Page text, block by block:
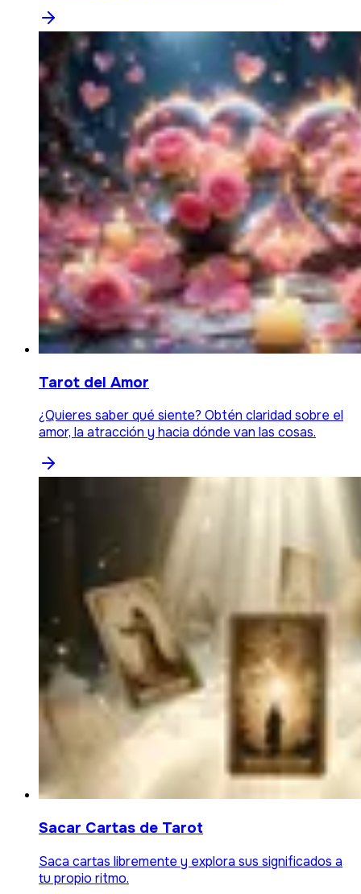
Tarot del Amor
¿Quieres saber qué siente? Obtén claridad sobre el
amor, la atracción y hacia dónde van las cosas.
Sacar Cartas de Tarot
Saca cartas libremente y explora sus significados a
tu propio ritmo.